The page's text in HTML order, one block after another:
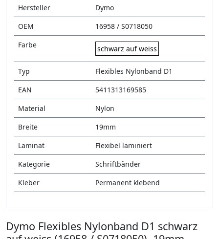
Hersteller
Dymo
OEM
16958 / S0718050
Farbe
schwarz auf weiss
Typ
Flexibles Nylonband D1
EAN
5411313169585
Material
Nylon
Breite
19mm
Laminat
Flexibel laminiert
Kategorie
Schriftbänder
Kleber
Permanent klebend
Dymo Flexibles Nylonband D1 schwarz